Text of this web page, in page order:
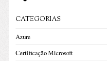
CATEGORIAS
Azure
Certificação Microsoft